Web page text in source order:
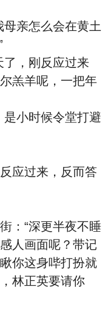
母亲怎么会在黄土
了，刚反应过来
羔羊呢，一把年
是小时候令堂打避
应过来，反而答
：“深更半夜不睡
人画面呢？带记
你这身哔打扮就
林正英要请你